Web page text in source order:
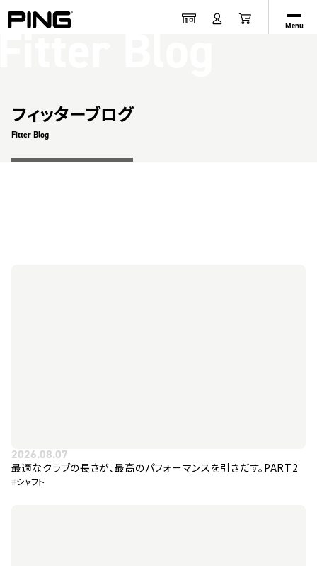
Menu
Blog
フィッターブログ
Fitter Blog
2026.08.07
最適なクラブの長さが、最高のパフォーマンスを引きだす。PART2
#シャフト